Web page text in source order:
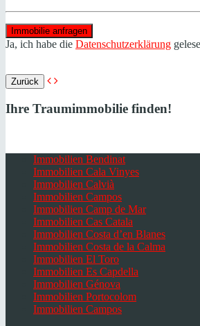
Ja, ich habe die Datenschutzerklärung
Zurück
Ihre Traumimmobilie finden!
Immobilien Bendinat
Immobilien Cala Vinyes
Immobilien Calvià
Immobilien Campos
Immobilien Camp de Mar
Immobilien Cas Catala
Immobilien Costa d’en Blanes
Immobilien Costa de la Calma
Immobilien El Toro
Immobilien Es Capdella
Immobilien Génova
Immobilien Portocolom
Immobilien Campos